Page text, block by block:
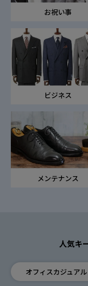
お祝い事
ビジネス
メンテナンス
人気キ
オフィスカジュアル